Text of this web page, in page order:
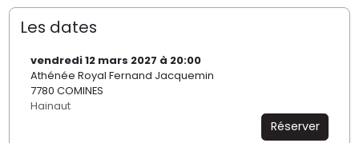
Les dates
vendredi 12 mars 2027 à 20:00
Athénée Royal Fernand Jacquemin
7780 COMINES
Hainaut
Réserver